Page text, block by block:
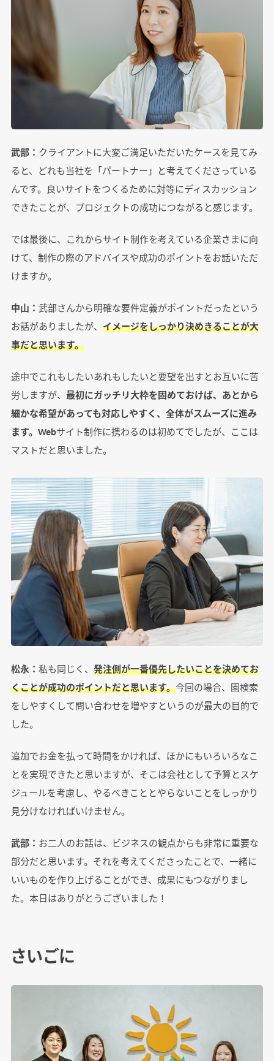
武部： クライアントに大変ご満足いただいたケースを見てみ
ると、どれも当社を「パートナー」と考えてくださっている
んです。良いサイトをつくるために対等にディスカッション
できたことが、プロジェクトの成功につながると感じます。
では最後に、これからサイト制作を考えている企業さまに向
けて、制作の際のアドバイスや成功のポイントをお話いただ
けますか。
中山： 武部さんから明確な要件定義がポイントだったという
お話がありましたが、 イメージをしっかり決めきることが大
事だと思います。
途中でこれもしたいあれもしたいと要望を出すとお互いに苦
労しますが、 最初にガッチリ大枠を固めておけば、あとから
細かな希望があっても対応しやすく、全体がスムーズに進み
ます。 Webサイト制作に携わるのは初めてでしたが、ここは
マストだと思いました。
松永： 私も同じく、 発注側が一番優先したいことを決めてお
くことが成功のポイントだと思います。今回の場合、園検索
をしやすくして問い合わせを増やすというのが最大の目的で
した。
追加でお金を払って時間をかければ、ほかにもいろいろなこ
とを実現できたと思いますが、そこは会社として予算とスケ
ジュールを考慮し、やるべきこととやらないことをしっかり
見分けなければいけません。
武部： お二人のお話は、ビジネスの観点からも非常に重要な
部分だと思います。それを考えてくださったことで、一緒に
いいものを作り上げることができ、成果にもつながりまし
た。本日はありがとうございました！
さいごに